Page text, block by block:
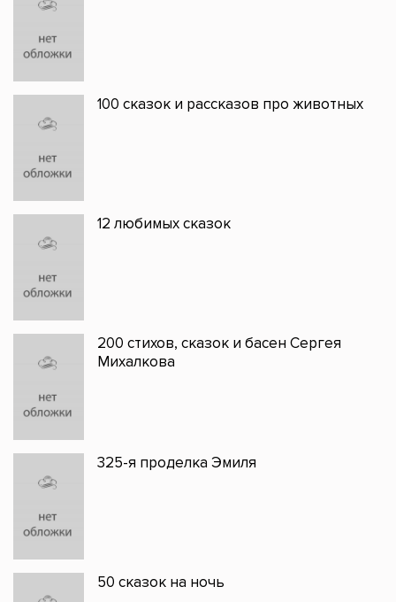
100 сказок и рассказов про животных
12 любимых сказок
200 стихов, сказок и басен Сергея
Михалкова
325-я проделка Эмиля
50 сказок на ночь